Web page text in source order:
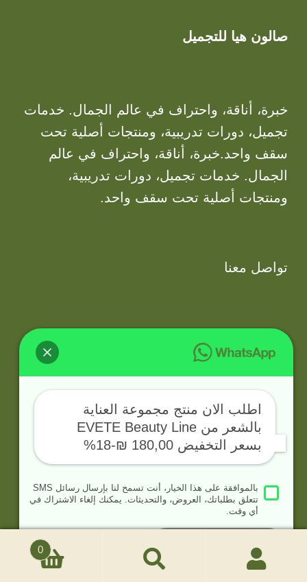
صالون هيا للتجميل
خبرة، أناقة، واحتراف في عالم الجمال. خدمات
تجميل، دورات تدريبية، ومنتجات أصلية تحت
سقف واحد.خبرة، أناقة، واحتراف في عالم
الجمال. خدمات تجميل، دورات تدريبية،
ومنتجات أصلية تحت سقف واحد.
تواصل معنا
info@hayacenter.com
0599557655
© Haya Beauty Center 2026
البحث
0
اطلب الان منتج مجموعة العناية
بالشعر من EVETE Beauty Line
بسعر التخفيض 180,00 ₪-18%
بالموافقة على هذا الخيار، أنت تسمح لنا بإرسال رسائل SMS
تتعلق بطلباتك، العروض، والتحديثات. يمكنك إلغاء الاشتراك في
أي وقت.
انضم للمحادثة